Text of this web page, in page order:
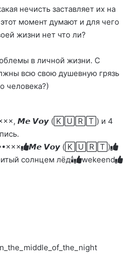
нечисть заставляет их на
момент думают и для чего
жизни нет что ли?
в личной жизни. С
всю свою душевную грязь
человека?)
𝙈𝙚 𝙑𝙤𝙮 (🄺🅄🅁🅃) и 4
𝙈𝙚 𝙑𝙤𝙮 (🄺🅄🅁🅃)
солнцем лёд🕯
wekeend